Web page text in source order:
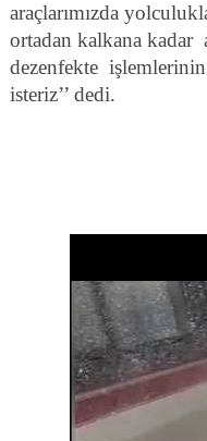
araçlarımızda
ortadan kalkana kadar
dezenfekte
isteriz’’ dedi.